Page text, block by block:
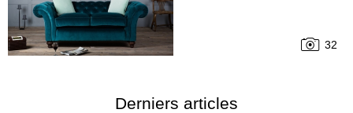
32
Derniers articles